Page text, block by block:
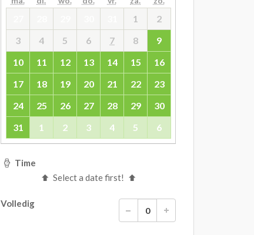
1
2
3
4 5 6 7 8
9
10
11 12 13 14 15
16
17
18 19 20 21 22
23
24
25 26 27 28 29
30
31
1 2 3 4 5 6
Time
Select a date first!
Volledig